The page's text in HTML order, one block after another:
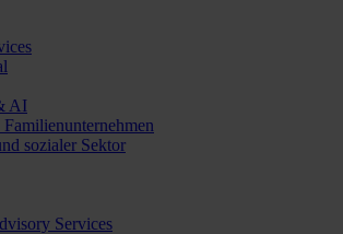
AI
sozialer Sektor
Services